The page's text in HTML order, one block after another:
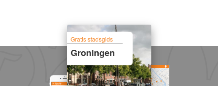
Gratis stadsgids
Groningen